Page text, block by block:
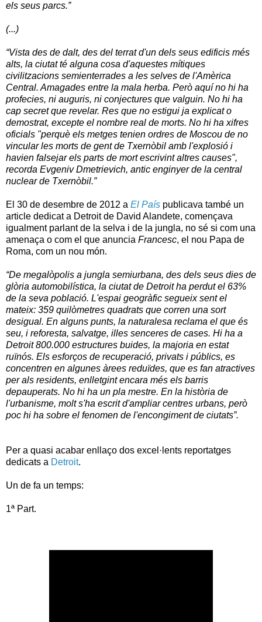
els seus parcs.”
(...)
“Vista des de dalt, des del terrat d'un dels seus edificis més
alts, la ciutat té alguna cosa d'aquestes mítiques
civilitzacions semienterrades a les selves de l'Amèrica
Central. Amagades entre la mala herba. Però aquí no hi ha
profecies, ni auguris, ni conjectures que valguin. No hi ha
cap secret que revelar. Res que no estigui ja explicat o
demostrat, excepte el nombre real de morts. No hi ha xifres
oficials "perquè els metges tenien ordres de Moscou de no
vincular les morts de gent de Txernòbil amb l'explosió i
havien falsejar els parts de mort escrivint altres causes",
recorda Evgeniv Dmetrievich, antic enginyer de la central
nuclear de Txernòbil.”
El 30 de desembre de 2012 a El País publicava també un
article dedicat a Detroit de David Alandete, començava
igualment parlant de la selva i de la jungla, no sé si com una
amenaça o com el que anuncia Francesc, el nou Papa de
Roma, com un nou món.
“De megalòpolis a jungla semiurbana, des dels seus dies de
glòria automobilística, la ciutat de Detroit ha perdut el 63%
de la seva població. L'espai geogràfic segueix sent el
mateix: 359 quilòmetres quadrats que corren una sort
desigual. En alguns punts, la naturalesa reclama el que és
seu, i reforesta, salvatge, illes senceres de cases. Hi ha a
Detroit 800.000 estructures buides, la majoria en estat
ruïnós. Els esforços de recuperació, privats i públics, es
concentren en algunes àrees reduïdes, que es fan atractives
per als residents, enlletgint encara més els barris
depauperats. No hi ha un pla mestre. En la història de
l'urbanisme, molt s'ha escrit d'ampliar centres urbans, però
poc hi ha sobre el fenomen de l'encongiment de ciutats”.
Per a quasi acabar enllaço dos excel·lents reportatges
dedicats a Detroit.
Un de fa un temps:
1ª Part.